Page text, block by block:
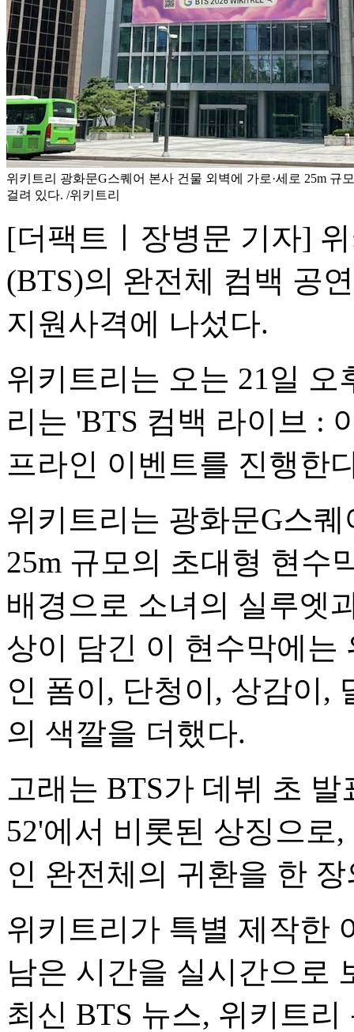
위키트리 광화문G스퀘어 본사 건물 외벽에 가로·세로 25m 규
걸려 있다. /위키트리
[더팩트ㅣ장병문 기자]
(BTS)의 완전체 컴백 공
지원사격에 나섰다.
위키트리는 오는 21일
리는 'BTS 컴백 라이브 :
프라인 이벤트를 진행한
위키트리는 광화문G스
25m 규모의 초대형 현수
배경으로 소녀의 실루엣
상이 담긴 이 현수막에는
인 폼이, 단청이, 상감이,
의 색깔을 더했다.
고래는 BTS가 데뷔 초
52'에서 비롯된 상징으로
인 완전체의 귀환을 한
위키트리가 특별 제작한
남은 시간을 실시간으로
최신 BTS 뉴스, 위키트